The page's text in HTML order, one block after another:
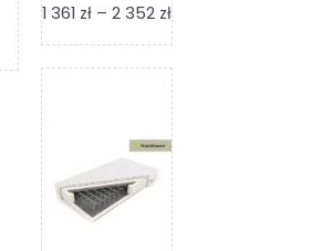
1 361 zł – 2 352 złZakres
cen:
od
1
361 zł
do
2
352 zł